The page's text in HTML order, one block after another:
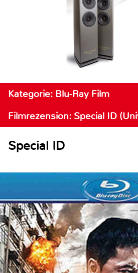
Kategorie: Blu-Ray Film
Filmrezension: Special ID
Special ID